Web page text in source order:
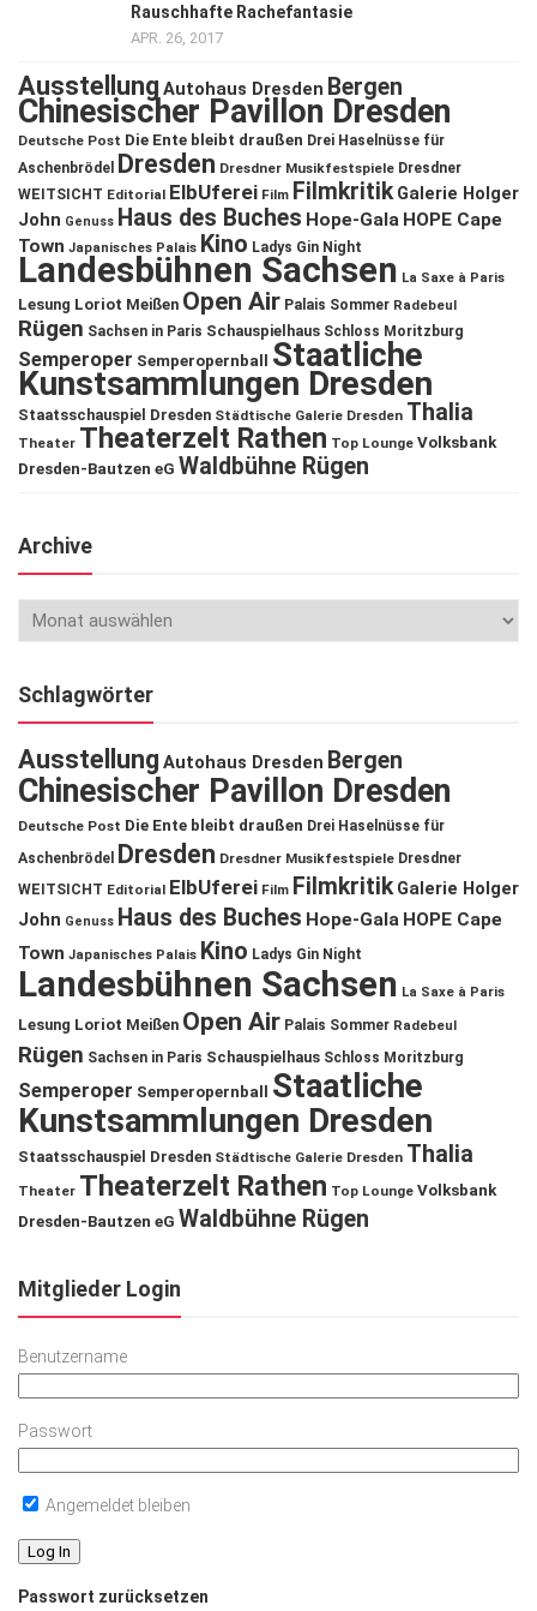
Rauschhafte Rachefantasie
APR. 26, 2017
Ausstellung Autohaus Dresden Bergen
Chinesischer Pavillon Dresden
Deutsche Post Die Ente bleibt draußen Drei Haselnüsse für
Aschenbrödel
Dresden Dresdner Musikfestspiele Dresdner
WEITSICHT Editorial ElbUferei Film Filmkritik Galerie Holger
John Genuss Haus des Buches Hope-Gala HOPE Cape
Town Japanisches Palais Kino Ladys Gin Night
Landesbühnen Sachsen La Saxe à Paris
Lesung Loriot Meißen Open Air Palais Sommer Radebeul
Rügen Sachsen in Paris Schauspielhaus Schloss Moritzburg
Semperoper Semperopernball Staatliche
Kunstsammlungen Dresden
Staatsschauspiel Dresden Städtische Galerie Dresden Thalia
Theater Theaterzelt Rathen Top Lounge Volksbank
Dresden-Bautzen eG Waldbühne Rügen
Archive
Schlagwörter
Ausstellung Autohaus Dresden Bergen
Chinesischer Pavillon Dresden
Deutsche Post Die Ente bleibt draußen Drei Haselnüsse für
Aschenbrödel
Dresden Dresdner Musikfestspiele Dresdner
WEITSICHT Editorial ElbUferei Film Filmkritik Galerie Holger
John Genuss Haus des Buches Hope-Gala HOPE Cape
Town Japanisches Palais Kino Ladys Gin Night
Landesbühnen Sachsen La Saxe à Paris
Lesung Loriot Meißen Open Air Palais Sommer Radebeul
Rügen Sachsen in Paris Schauspielhaus Schloss Moritzburg
Semperoper Semperopernball
Staatliche
Kunstsammlungen Dresden
Staatsschauspiel Dresden Städtische Galerie Dresden Thalia
Theater Theaterzelt Rathen Top Lounge Volksbank
Dresden-Bautzen eG Waldbühne Rügen
Mitglieder Login
Benutzername
Passwort
Angemeldet bleiben
Passwort zurücksetzen